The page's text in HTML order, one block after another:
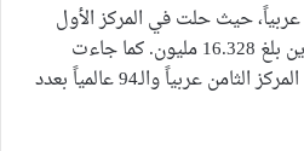
عربياً، حيث حلت في المركز الأول
عربياً والسابع عالمياً، بعدد زائرين بلغ 16.328 مليون. كما جاءت
العاصمة الإماراتية أبوظبي في المركز الثامن عربياً والـ94 عالمياً بعدد